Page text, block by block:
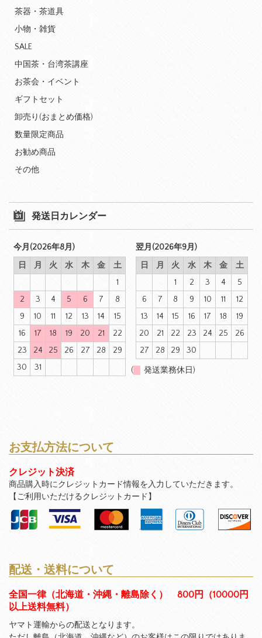
茶器・茶道具
小物・雑貨
SALE
中国茶・台湾茶講座
お茶会・イベント
ギフトセット
卸売り(おまとめ価格)
数量限定商品
お勧め商品
その他
発送日カレンダー
今月(2026年8月)
日
月 火 水 木 金
土
1
2
3 4 5 6 7
8
9
10 11 12 13 14
15
16
17 18 19 20 21
22
23
24 25 26 27 28
29
30
31
翌月(2026年9月)
日
月 火 水 木 金
土
1
2 3 4
5
6
7 8 9 10 11
12
13
14 15 16 17 18
19
20
21 22 23 24 25
26
27
28 29 30
( 発送業務休日)
お支払方法について
クレジット決済
商品購入時にクレジットカード情報を入力していただきます。
【ご利用いただけるクレジットカード】
配送・送料について
全国一律（北海道・沖縄・離島除く） 800円（10000円
以上送料無料）
ヤマト運輸からの配送となります。